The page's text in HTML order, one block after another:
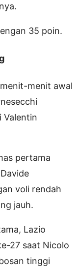
35 poin.
menit awal
Valentin
pertama
voli rendah
jauh.
Lazio
27 saat Nicolo
tinggi